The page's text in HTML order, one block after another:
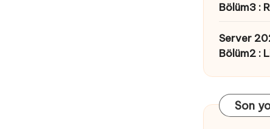
Bölüm3 :
Server
Bölüm2 :
Son